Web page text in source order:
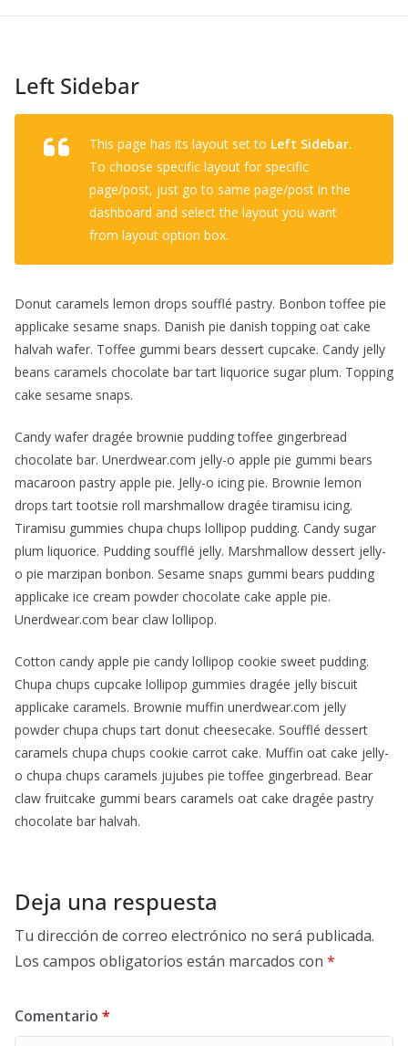
Left Sidebar
This page has its layout set to Left Sidebar.
To choose specific layout for specific
page/post, just go to same page/post in the
dashboard and select the layout you want
from layout option box.
Donut caramels lemon drops soufflé pastry. Bonbon toffee pie
applicake sesame snaps. Danish pie danish topping oat cake
halvah wafer. Toffee gummi bears dessert cupcake. Candy jelly
beans caramels chocolate bar tart liquorice sugar plum. Topping
cake sesame snaps.
Candy wafer dragée brownie pudding toffee gingerbread
chocolate bar. Unerdwear.com jelly-o apple pie gummi bears
macaroon pastry apple pie. Jelly-o icing pie. Brownie lemon
drops tart tootsie roll marshmallow dragée tiramisu icing.
Tiramisu gummies chupa chups lollipop pudding. Candy sugar
plum liquorice. Pudding soufflé jelly. Marshmallow dessert jelly-
o pie marzipan bonbon. Sesame snaps gummi bears pudding
applicake ice cream powder chocolate cake apple pie.
Unerdwear.com bear claw lollipop.
Cotton candy apple pie candy lollipop cookie sweet pudding.
Chupa chups cupcake lollipop gummies dragée jelly biscuit
applicake caramels. Brownie muffin unerdwear.com jelly
powder chupa chups tart donut cheesecake. Soufflé dessert
caramels chupa chups cookie carrot cake. Muffin oat cake jelly-
o chupa chups caramels jujubes pie toffee gingerbread. Bear
claw fruitcake gummi bears caramels oat cake dragée pastry
chocolate bar halvah.
Deja una respuesta
Tu dirección de correo electrónico no será publicada.
Los campos obligatorios están marcados con *
Comentario *